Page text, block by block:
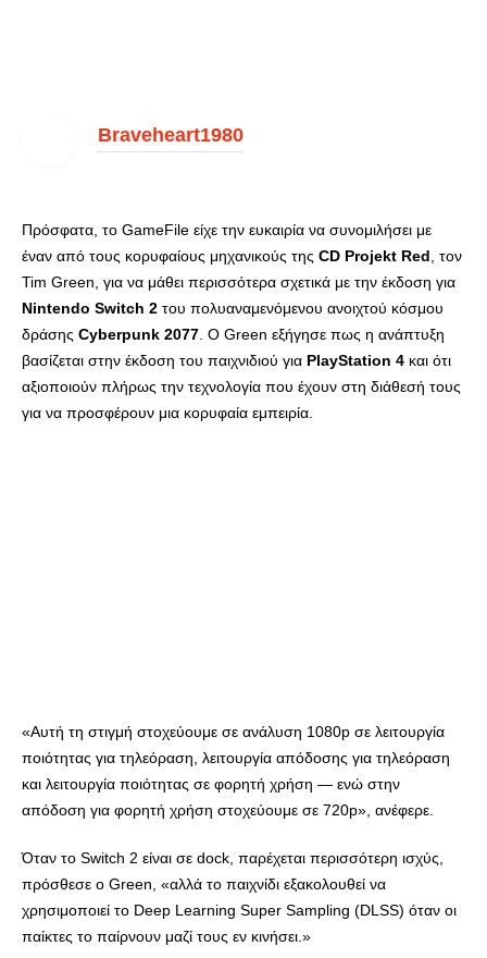
Braveheart1980
Πρόσφατα, το GameFile είχε την ευκαιρία να συνομιλήσει με
έναν από τους κορυφαίους μηχανικούς της CD Projekt Red , τον
Tim Green, για να μάθει περισσότερα σχετικά με την έκδοση για
Nintendo Switch 2 του πολυαναμενόμενου ανοιχτού κόσμου
δράσης Cyberpunk 2077 . Ο Green εξήγησε πως η ανάπτυξη
βασίζεται στην έκδοση του παιχνιδιού για PlayStation 4 και ότι
αξιοποιούν πλήρως την τεχνολογία που έχουν στη διάθεσή τους
για να προσφέρουν μια κορυφαία εμπειρία.
«Αυτή τη στιγμή στοχεύουμε σε ανάλυση 1080p σε λειτουργία
ποιότητας για τηλεόραση, λειτουργία απόδοσης για τηλεόραση
και λειτουργία ποιότητας σε φορητή χρήση — ενώ στην
απόδοση για φορητή χρήση στοχεύουμε σε 720p», ανέφερε.
Όταν το Switch 2 είναι σε dock, παρέχεται περισσότερη ισχύς,
πρόσθεσε ο Green, «αλλά το παιχνίδι εξακολουθεί να
χρησιμοποιεί το Deep Learning Super Sampling (DLSS) όταν οι
παίκτες το παίρνουν μαζί τους εν κινήσει.»